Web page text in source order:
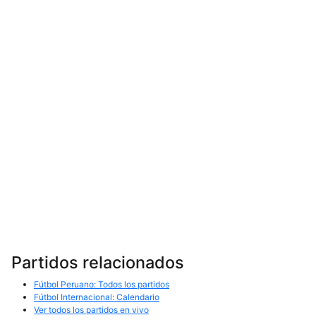
Partidos relacionados
Fútbol Peruano: Todos los partidos
Fútbol Internacional: Calendario
Ver todos los partidos en vivo